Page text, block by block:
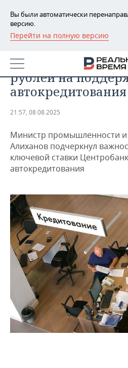
Вы были автоматически
версию.
Перейти на полную версию
РЕГИОНЫ
БАШКОРТОСТАН
ТАТАРСТАН
НОВОСТИ
АНАЛИТИКА
ДЕКЛАРАЦИИ О ДОХОДАХ
КОРОЛИ ГОСЗАКАЗА ПФО
ВУЗЫ ТАТАРСТАНА
КОМУ ПРИНАДЛЕЖАТ
ТОРГОВЫЕ ЦЕНТРЫ
ТАТАРСТАНА
НОВОСТИ ЭКОНОМИКИ
ФИНАНСЫ
БАНКИ
БЮДЖЕТ
ИНВЕСТИЦИИ
ПРОМЫШЛЕННОСТЬ
НОВОСТИ
ПРОМЫШЛЕННОСТИ
МАШИНОСТРОЕНИЕ
НЕФТЕХИМИЯ
НЕФТЬ
ОПК
ЭНЕРГЕТИКА
НЕДВИЖИМОСТЬ
НОВОСТИ НЕДВИЖИМОСТИ
НОВОСТИ АВТО
БИЗНЕС
НОВОСТИ БИЗНЕСА
РОЗНИЧНАЯ ТОРГОВЛЯ
ТРАНСПОРТ
УСЛУГИ
ТЕХНОЛОГИИ
НОВОСТИ ТЕХНОЛОГИЙ
IT
МЕДИА
ТЕЛЕКОММУНИКАЦИИ
МЕРОПРИЯТИЯ
НОВОСТИ МЕРОПРИЯТИЙ
ВЫЕЗДНАЯ РЕДАКЦИЯ
БИЗНЕС-БРАНЧИ
СПОРТ
НОВОСТИ СПОРТА
ФУТБОЛ
ОБЩЕСТВО
НОВОСТИ ОБЩЕСТВА
ФОТОГАЛЕРЕЯ
Минпромторг
рублей на
автокредитования
21:57, 08.08.2025
Министр промышленности и
Алиханов подчеркнул
ключевой ставки
автокредитования